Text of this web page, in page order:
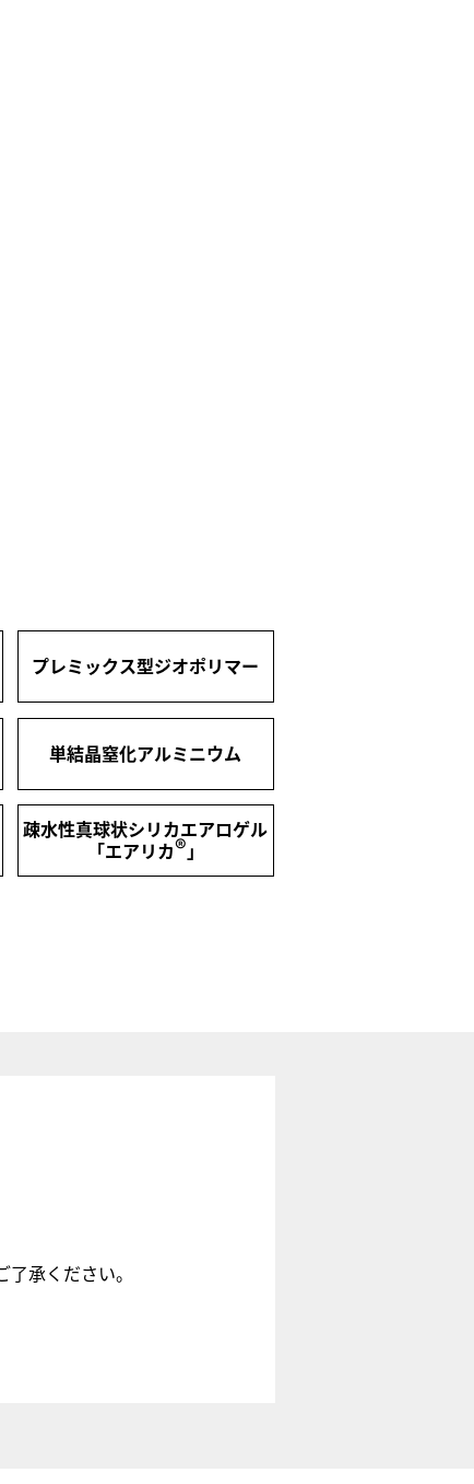
プレミックス型ジオポリマー
単結晶窒化アルミニウム
疎水性真球状シリカエアロゲル
「エアリカ® 」
承ください。